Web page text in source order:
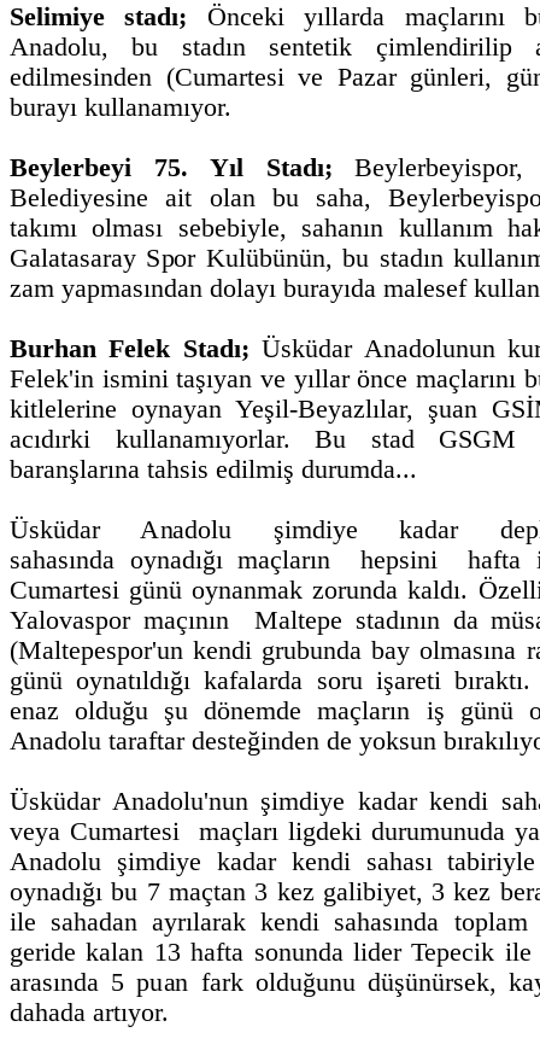
Selimiye stadı; Önceki yıllarda maçlarını
Anadolu, bu stadın sentetik çimlendirilip
edilmesinden (Cumartesi ve Pazar günleri,
burayı kullanamıyor.
Beylerbeyi 75. Yıl Stadı;
Belediyesine ait olan bu saha,
takımı olması sebebiyle, sahanın kullanım
Galatasaray Spor Kulübünün, bu stadın
zam yapmasından dolayı burayıda malesef
Burhan Felek Stadı; Üsküdar Anadolunun
Felek'in ismini taşıyan ve yıllar önce maçlarını
kitlelerine oynayan Yeşil-Beyazlılar, şuan
acıdırki kullanamıyorlar. Bu stad GSGM
baranşlarına tahsis edilmiş durumda...
Üsküdar Anadolu şimdiye kadar
sahasında oynadığı maçların hepsini hafta
Cumartesi günü oynanmak zorunda kaldı.
Yalovaspor maçının Maltepe stadının da
(Maltepespor'un kendi grubunda bay olmasına
günü oynatıldığı kafalarda soru işareti
enaz olduğu şu dönemde maçların iş günü
Anadolu taraftar desteğinden de yoksun
Üsküdar Anadolu'nun şimdiye kadar kendi
veya Cumartesi maçları ligdeki durumunuda
Anadolu şimdiye kadar kendi sahası
oynadığı bu 7 maçtan 3 kez galibiyet, 3 kez
ile sahadan ayrılarak kendi sahasında
geride kalan 13 hafta sonunda lider Tepecik ile
arasında 5 puan fark olduğunu düşünürsek,
dahada artıyor.